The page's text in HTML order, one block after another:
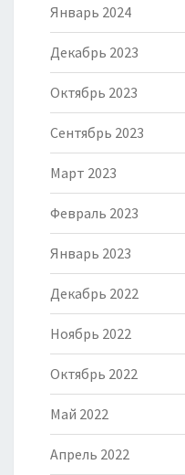
Январь 2024
Декабрь 2023
Октябрь 2023
Сентябрь 2023
Март 2023
Февраль 2023
Январь 2023
Декабрь 2022
Ноябрь 2022
Октябрь 2022
Май 2022
Апрель 2022